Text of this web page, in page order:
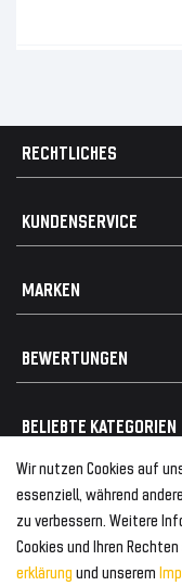
Wir nutzen Cookies auf
essenziell, während
zu verbessern. Weitere
Cookies und Ihren
erklärung und unserem
RECHTLICHES
Widerrufsrecht
Vertrag widerrufen
Elektro- /
KUNDENSERVICE
MARKEN
Geeignet für Mercedes
Geeignet für Audi
BEWERTUNGEN
BELIEBTE KATEGORIEN
Frontspoiler
Heckspoiler
Kabelbäume
Kühlergrill
FOLGEN SIE UNS AUF
Tuning Fanatics
ZAHLUNG & VERSAND